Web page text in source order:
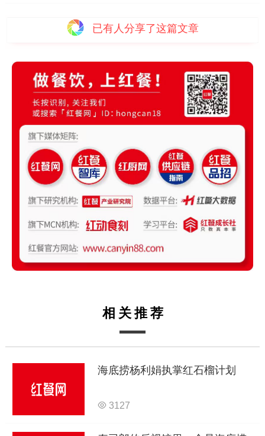
已有 人分享了这篇文章
相关推荐
海底捞杨利娟执掌红石榴计划
3127